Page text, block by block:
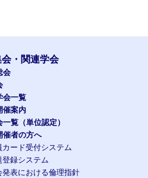
・関連学会
会
会一覧
催案内
一覧（単位認定）
催者の方へ
カード受付システム
登録システム
発表における倫理指針